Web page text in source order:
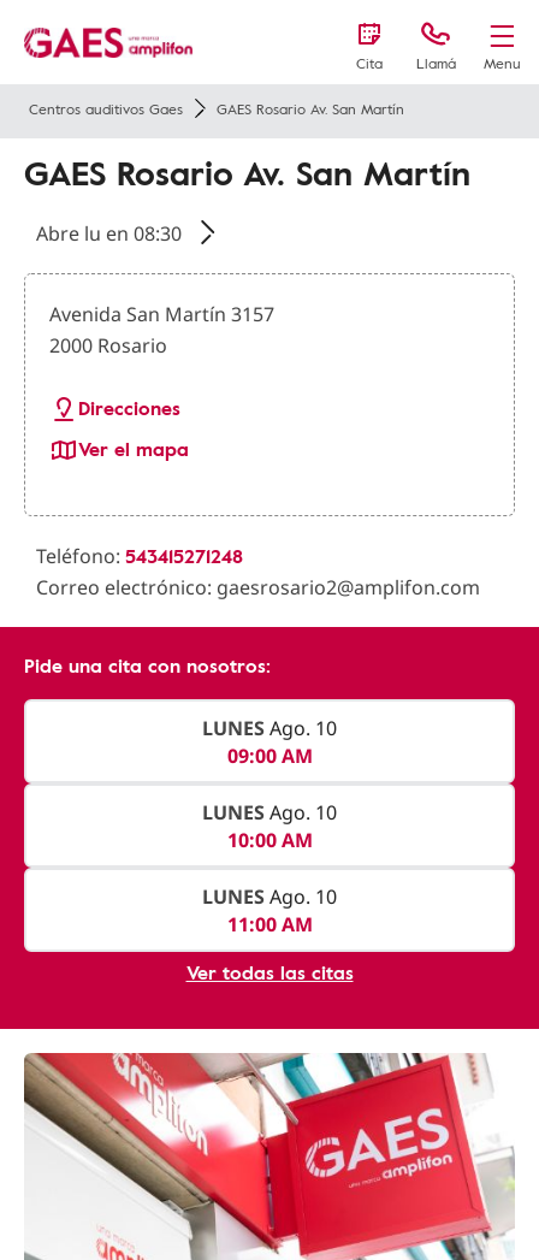
Cita Llamá Menu
Centros auditivos Gaes GAES Rosario Av. San Martín
GAES Rosario Av. San Martín
Abre lu en 08:30
Avenida San Martín 3157
2000 Rosario
Direcciones
Ver el mapa
Teléfono: 543415271248
Correo electrónico: gaesrosario2@amplifon.com
Pide una cita con nosotros:
LUNESAgo. 10
09:00 AM
LUNESAgo. 10
10:00 AM
LUNESAgo. 10
11:00 AM
Ver todas las citas